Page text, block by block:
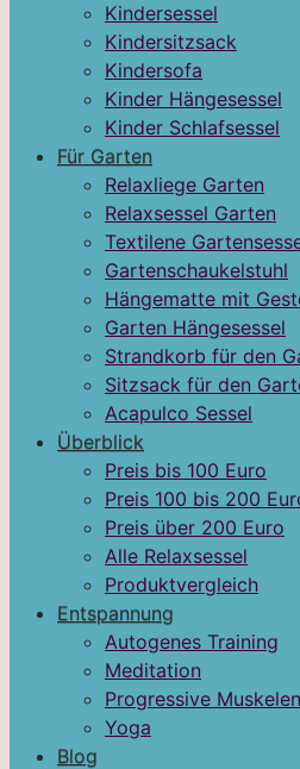
Kindersessel
Kindersitzsack
Kindersofa
Kinder Hängesessel
Kinder Schlafsessel
Für Garten
Relaxliege Garten
Relaxsessel Garten
Textilene
Gartenschaukelstuhl
Hängematte mit
Garten Hängesessel
Strandkorb für den
Sitzsack für den
Acapulco Sessel
Überblick
Preis bis 100 Euro
Preis 100 bis 200
Preis über 200 Euro
Alle Relaxsessel
Produktvergleich
Entspannung
Autogenes Training
Meditation
Progressive
Yoga
Blog